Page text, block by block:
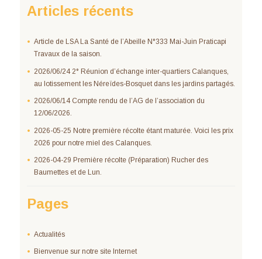
Articles récents
Article de LSA La Santé de l’Abeille N°333 Mai-Juin Praticapi
Travaux de la saison.
2026/06/24 2° Réunion d’échange inter-quartiers Calanques,
au lotissement les Néreïdes-Bosquet dans les jardins partagés.
2026/06/14 Compte rendu de l’AG de l’association du
12/06/2026.
2026-05-25 Notre première récolte étant maturée. Voici les prix
2026 pour notre miel des Calanques.
2026-04-29 Première récolte (Préparation) Rucher des
Baumettes et de Lun.
Pages
Actualités
Bienvenue sur notre site Internet